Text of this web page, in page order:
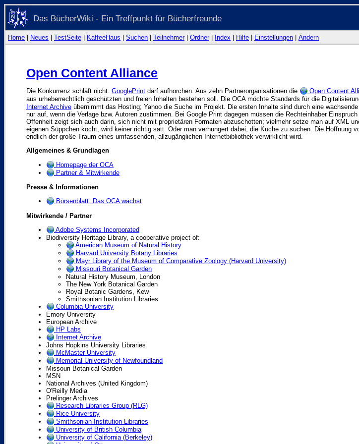
Das BücherWiki - Ein Treffpunkt für Bücherfreunde
Home Neues TestSeite KaffeeHaus Suchen Teilnehmer| Ordner| Index Hilfe Einstellungen Ändern
Open Content Alliance
Die Konkurrenz schläft nicht. GooglePrint darf aufhorchen. Aus zehn Partnerorganisationen die Open Content
aus urheberrechtlich geschützten und freien Inhalten bestehen soll. Die OCA möchte Standards für die
Internet Archive übernimmt das Hosting; Yahoo die Suche im Projekt. Die ersten Inhalte sind durch eine
nur auf, wenn die Verlage bzw. Autoren zustimmen. Bei Google Print dagegen müssen die Rechteinhaber
Offenheit zeigt sich auch darin, sich nicht mit proprietären Formaten abzuschotten; vielmehr setze man auf XML
eigenen Süppchen kocht, wird keiner richtig satt. Oder man verhungert dabei, die Küche zu suchen. Die
endlich der große Traum eines umfassenden, allzugänglichen Internetbibliothek verwirklicht wird.
Allgemeines & Grundlagen
Homepage der OCA
Partner & Mitwirkende
Presse & Informationen
Börsenblatt: Das OCA wächst
Mitwirkende / Partner
Adobe Systems Incorporated
Biodiversity Heritage Library, a cooperative project of:
American Museum of Natural History
Harvard University Botany Libraries
Mayr Library of the Museum of Comparative Zoology (Harvard University)
Missouri Botanical Garden
Natural History Museum, London
The New York Botanical Garden
Royal Botanic Gardens, Kew
Smithsonian Institution Libraries
Columbia University
Emory University
European Archive
HP Labs
Internet Archive
Johns Hopkins University Libraries
McMaster University
Memorial University of Newfoundland
Missouri Botanical Garden
MSN
National Archives (United Kingdom)
O'Reilly Media
Prelinger Archives
Research Libraries Group (RLG)
Rice University
Smithsonian Institution Libraries
University of British Columbia
University of California (Berkeley)